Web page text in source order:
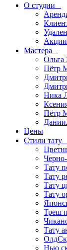
О студии
Мастера
Ольга
Пётр
Ника
Пётр
Цены
Стили тату
Тату
Тату
Тату
Тату
Треш
Тату
Нью